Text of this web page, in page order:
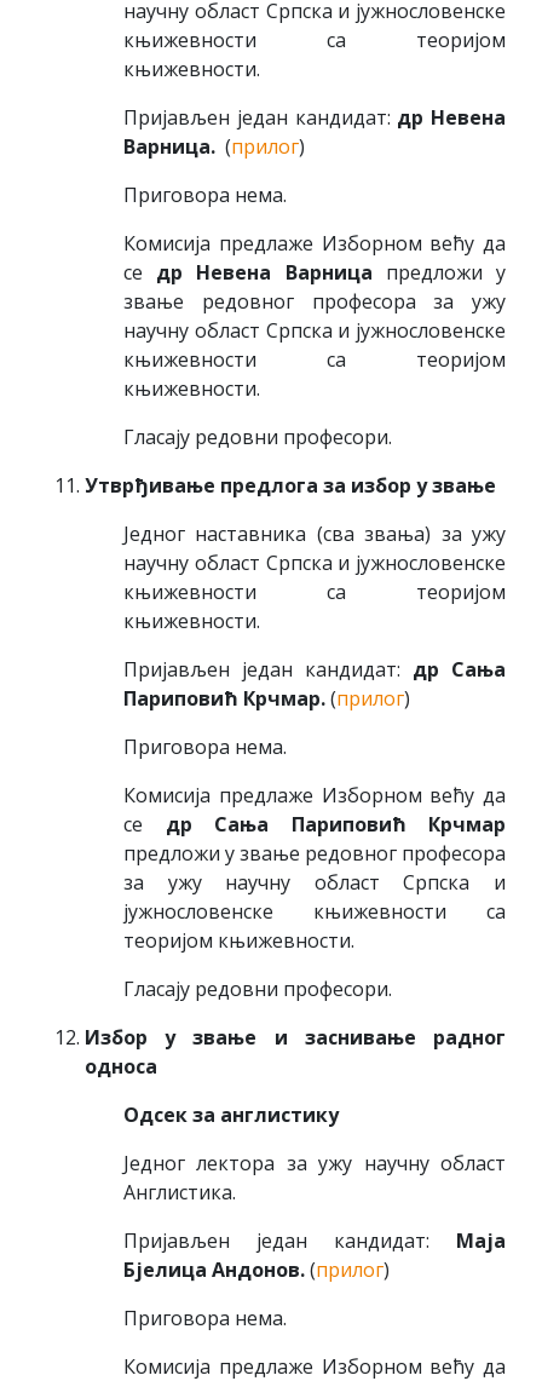
научну област Српска и јужнословенске
књижевности са теоријом
књижевности.
Пријављен један кандидат: др Невена
Варница. (прилог)
Приговора нема.
Комисија предлаже Изборном већу да
се др Невена Варница предложи у
звање редовног професора за ужу
научну област Српска и јужнословенске
књижевности са теоријом
књижевности.
Гласају редовни професори.
Утврђивање предлога за избор у звање
Једног наставника (сва звања) за ужу
научну област Српска и јужнословенске
књижевности са теоријом
књижевности.
Пријављен један кандидат: др Сања
Париповић Крчмар.(прилог)
Приговора нема.
Комисија предлаже Изборном већу да
се др Сања Париповић Крчмар
предложи у звање редовног професора
за ужу научну област Српска и
јужнословенске књижевности са
теоријом књижевности.
Гласају редовни професори.
Избор у звање и заснивање радног
односа
Одсек за англистику
Једног лектора за ужу научну област
Англистика.
Пријављен један кандидат: Маја
Бјелица Андонов.(прилог)
Приговора нема.
Комисија предлаже Изборном већу да